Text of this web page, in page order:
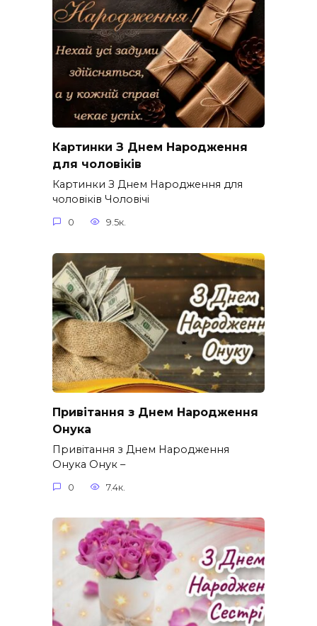
Картинки З Днем Народження
для чоловіків​
Картинки З Днем Народження для
чоловіків​ Чоловічі
0 9.5к.
Привітання з Днем Народження
Онука
Привітання з Днем Народження
Онука Онук –
0 7.4к.